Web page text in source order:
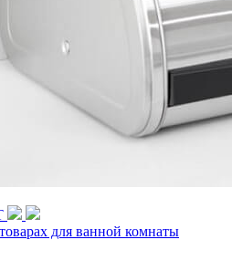
для ванной комнаты